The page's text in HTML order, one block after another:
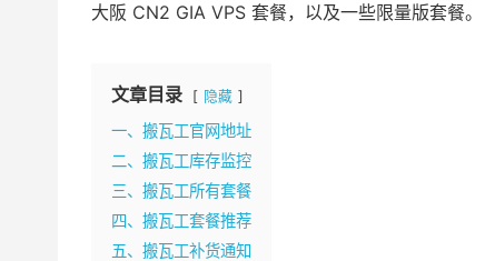
大阪 CN2 GIA VPS 套餐，以及一些限量版套餐。
文章目录 隐藏
一、搬瓦工官网地址
二、搬瓦工库存监控
三、搬瓦工所有套餐
四、搬瓦工套餐推荐
五、搬瓦工补货通知